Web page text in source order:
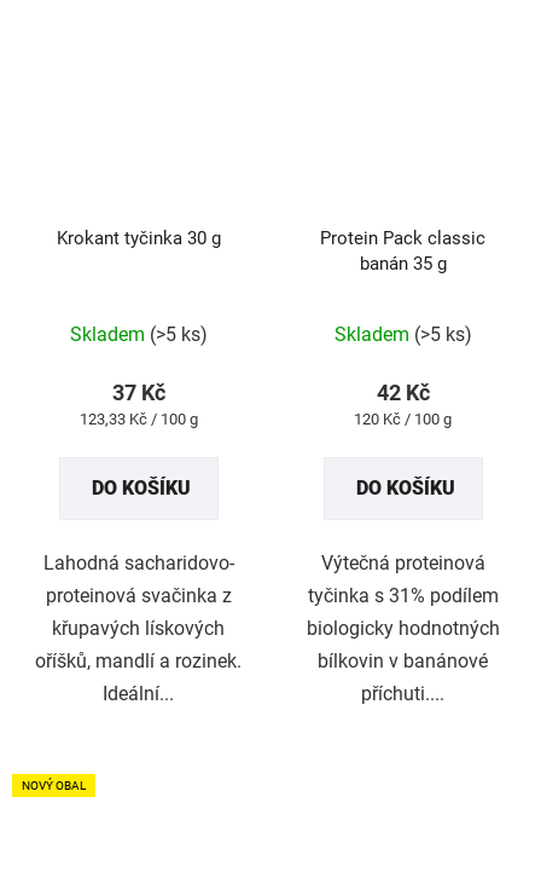
Krokant tyčinka 30 g
hodnocení
je
5
Skladem (>5 ks)
37 Kč
Měrná
123,33 Kč / 100 g
DO KOŠÍKU
Lahodná sacharidovo-
proteinová svačinka z
křupavých lískových
oříšků, mandlí a rozinek.
Ideální...
Protein Pack classic
banán 35 g
hodnocení
je
5
Skladem (>5 ks)
42 Kč
Měrná
120 Kč / 100 g
DO KOŠÍKU
Výtečná proteinová
tyčinka s 31% podílem
biologicky hodnotných
bílkovin v banánové
příchuti....
NOVÝ OBAL